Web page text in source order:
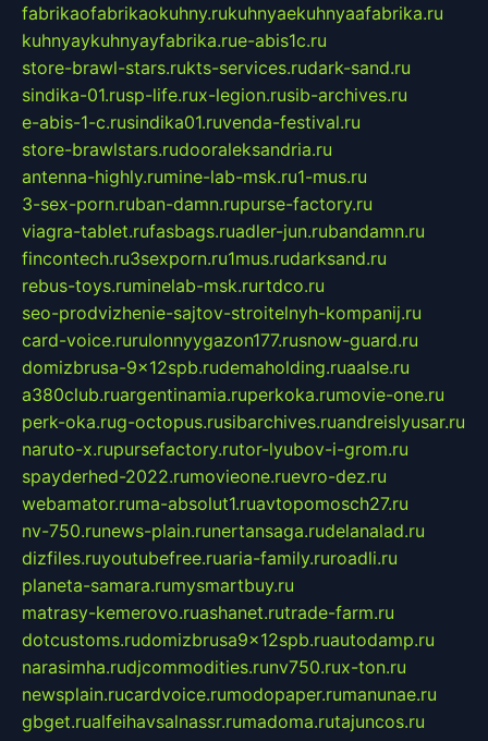
fabrikaofabrikaokuhny.rukuhnyaekuhnyaafabrika.ru
kuhnyaykuhnyayfabrika.rue-abis1c.ru
store-brawl-stars.rukts-services.rudark-sand.ru
sindika-01.rusp-life.rux-legion.rusib-archives.ru
e-abis-1-c.rusindika01.ruvenda-festival.ru
store-brawlstars.rudooraleksandria.ru
antenna-highly.rumine-lab-msk.ru1-mus.ru
3-sex-porn.ruban-damn.rupurse-factory.ru
viagra-tablet.rufasbags.ruadler-jun.rubandamn.ru
fincontech.ru3sexporn.ru1mus.rudarksand.ru
rebus-toys.ruminelab-msk.rurtdco.ru
seo-prodvizhenie-sajtov-stroitelnyh-kompanij.ru
card-voice.rurulonnyygazon177.rusnow-guard.ru
domizbrusa-9x12spb.rudemaholding.ruaalse.ru
a380club.ruargentinamia.ruperkoka.rumovie-one.ru
perk-oka.rug-octopus.rusibarchives.ruandreislyusar.ru
naruto-x.rupursefactory.rutor-lyubov-i-grom.ru
spayderhed-2022.rumovieone.ruevro-dez.ru
webamator.ruma-absolut1.ruavtopomosch27.ru
nv-750.runews-plain.runertansaga.rudelanalad.ru
dizfiles.ruyoutubefree.ruaria-family.ruroadli.ru
planeta-samara.rumysmartbuy.ru
matrasy-kemerovo.ruashanet.rutrade-farm.ru
dotcustoms.rudomizbrusa9x12spb.ruautodamp.ru
narasimha.rudjcommodities.runv750.rux-ton.ru
newsplain.rucardvoice.rumodopaper.rumanunae.ru
gbget.rualfeihavsalnassr.rumadoma.rutajuncos.ru